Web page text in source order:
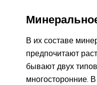
В их составе
предпочитают
бывают двух
многосторонние.